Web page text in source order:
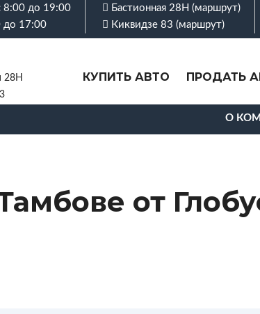
8:00 до 19:00
до 17:00
Бастионная 28Н (маршрут)
Киквидзе 83 (маршрут)
28Н КУПИТЬ АВТО ПРОДАТЬ
О
от